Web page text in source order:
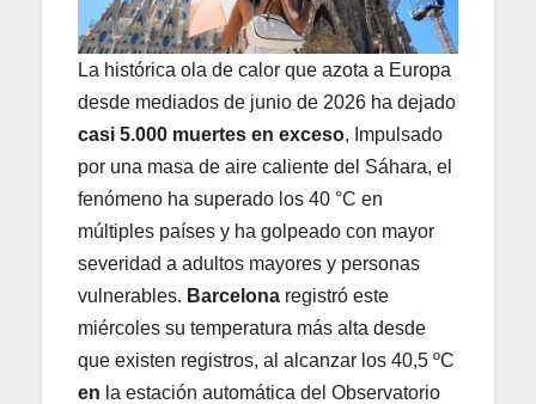
La histórica ola de calor que azota a Europa
desde mediados de junio de 2026 ha dejado
casi 5.000 muertes en exceso, Impulsado
por una masa de aire caliente del Sáhara, el
fenómeno ha superado los 40 °C en
múltiples países y ha golpeado con mayor
severidad a adultos mayores y personas
vulnerables. Barcelona registró este
miércoles su temperatura más alta desde
que existen registros, al alcanzar los 40,5 ºC
en la estación automática del Observatorio